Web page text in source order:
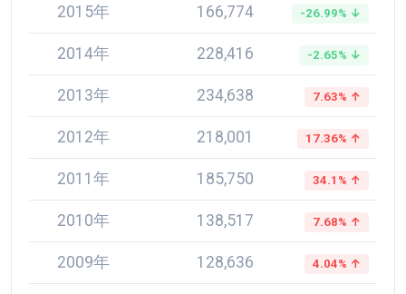
2015年 166,774 -26.99% ↓
2014年 228,416 -2.65% ↓
2013年 234,638 7.63% ↑
2012年 218,001 17.36% ↑
2011年 185,750 34.1% ↑
2010年 138,517 7.68% ↑
2009年 128,636 4.04% ↑